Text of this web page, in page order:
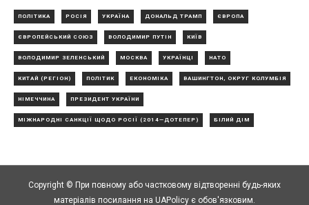
ПОЛІТИКА РОСІЯ УКРАЇНА ДОНАЛЬД ТРАМП ЄВРОПА
ЄВРОПЕЙСЬКИЙ СОЮЗ ВОЛОДИМИР ПУТІН КИЇВ
ВОЛОДИМИР ЗЕЛЕНСЬКИЙ МОСКВА УКРАЇНЦІ НАТО
КИТАЙ (РЕГІОН) ПОЛІТИК ЕКОНОМІКА ВАШИНГТОН, ОКРУГ КОЛУМБІЯ
НІМЕЧЧИНА ПРЕЗИДЕНТ УКРАЇНИ
МІЖНАРОДНІ САНКЦІЇ ЩОДО РОСІЇ (2014—ДОТЕПЕР) БІЛИЙ ДІМ
Copyright © При повному або частковому відтворенні будь-яких
матеріалів посилання на UAPolicy є обов'язковим.